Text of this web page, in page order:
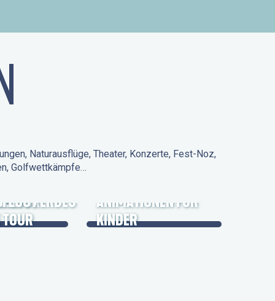
Naturausflüge, Theater, Konzerte, Fest-Noz,
Golfwettkämpfe…
/
ANIMATIONEN FÜR
KINDER